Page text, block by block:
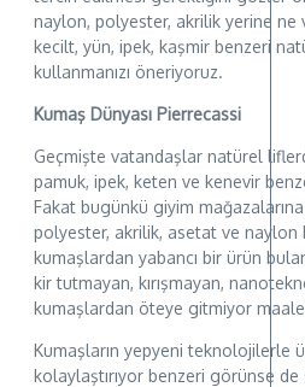
naylon, polyester, akrilik yerine ne
kecilt, yün, ipek, kaşmir benzeri
kullanmanızı öneriyoruz.
Kumaş Dünyası Pierrecassi
Geçmişte vatandaşlar natürel
pamuk, ipek, keten ve kenevir
Fakat bugünkü giyim
polyester, akrilik, asetat ve naylon
kumaşlardan yabancı bir ürün
kir tutmayan, kırışmayan,
kumaşlardan öteye gitmiyor
Kumaşların yepyeni teknolojilerle
kolaylaştırıyor benzeri görünse de